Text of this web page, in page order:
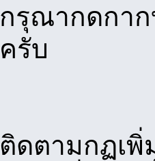
กรุณากดกา
ครับ
ติดตามกฏเพิ่